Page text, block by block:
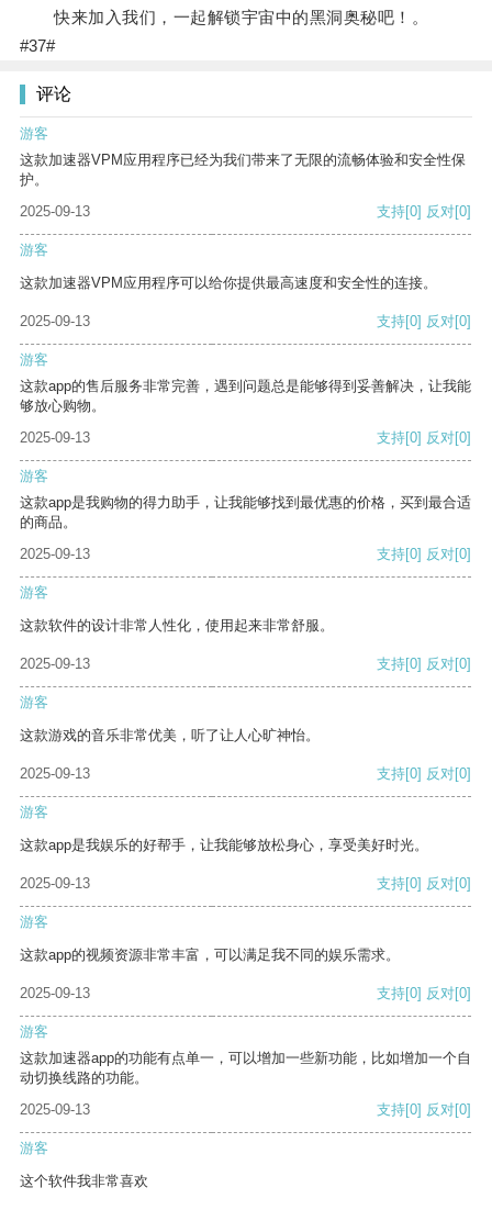
快来加入我们，一起解锁宇宙中的黑洞奥秘吧！。
#37#
评论
游客
这款加速器VPM应用程序已经为我们带来了无限的流畅体验和安全性保
护。
2025-09-13
支持[0] 反对[0]
游客
这款加速器VPM应用程序可以给你提供最高速度和安全性的连接。
2025-09-13 支持[0] 反对[0]
游客
这款app的售后服务非常完善，遇到问题总是能够得到妥善解决，让我能
够放心购物。
2025-09-13
支持[0] 反对[0]
游客
这款app是我购物的得力助手，让我能够找到最优惠的价格，买到最合适
的商品。
2025-09-13
支持[0] 反对[0]
游客
这款软件的设计非常人性化，使用起来非常舒服。
2025-09-13 支持[0] 反对[0]
游客
这款游戏的音乐非常优美，听了让人心旷神怡。
2025-09-13 支持[0] 反对[0]
游客
这款app是我娱乐的好帮手，让我能够放松身心，享受美好时光。
2025-09-13 支持[0] 反对[0]
游客
这款app的视频资源非常丰富，可以满足我不同的娱乐需求。
2025-09-13 支持[0] 反对[0]
游客
这款加速器app的功能有点单一，可以增加一些新功能，比如增加一个自
动切换线路的功能。
2025-09-13
支持[0] 反对[0]
游客
这个软件我非常喜欢